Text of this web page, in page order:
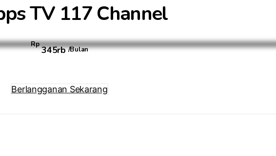
TV 117 Channel
Rp
345rb /Bulan
Berlangganan Sekarang